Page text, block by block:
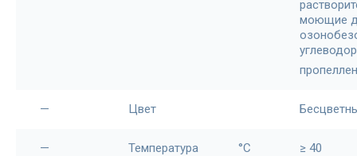
моющие
— Цвет
—
Температура
°C ≥ 40